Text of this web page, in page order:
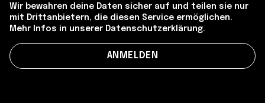
Wir bewahren deine Daten sicher auf und teilen sie nur
mit Drittanbietern, die diesen Service ermöglichen.
Mehr Infos in unserer Datenschutzerklärung.